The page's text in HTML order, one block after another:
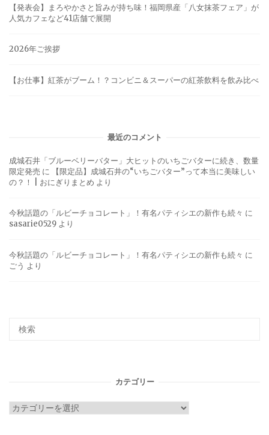
【発表会】まろやかさと旨みが持ち味！福岡県産「八女抹茶フェア」が
人気カフェなど41店舗で展開
2026年ご挨拶
【お仕事】紅茶がブーム！？コンビニ＆スーパーの紅茶飲料を飲み比べ
最近のコメント
成城石井「ブルーベリーバター」大ヒットのいちごバターに続き、数量
限定発売 に
【限定品】成城石井の“いちごバター”って本当に美味しい
の？！ | おにぎりまとめ より
今秋話題の「ルビーチョコレート」！有名パティシエの新作も続々 に
sasarie0529 より
今秋話題の「ルビーチョコレート」！有名パティシエの新作も続々 に
ごう より
カテゴリー
カ